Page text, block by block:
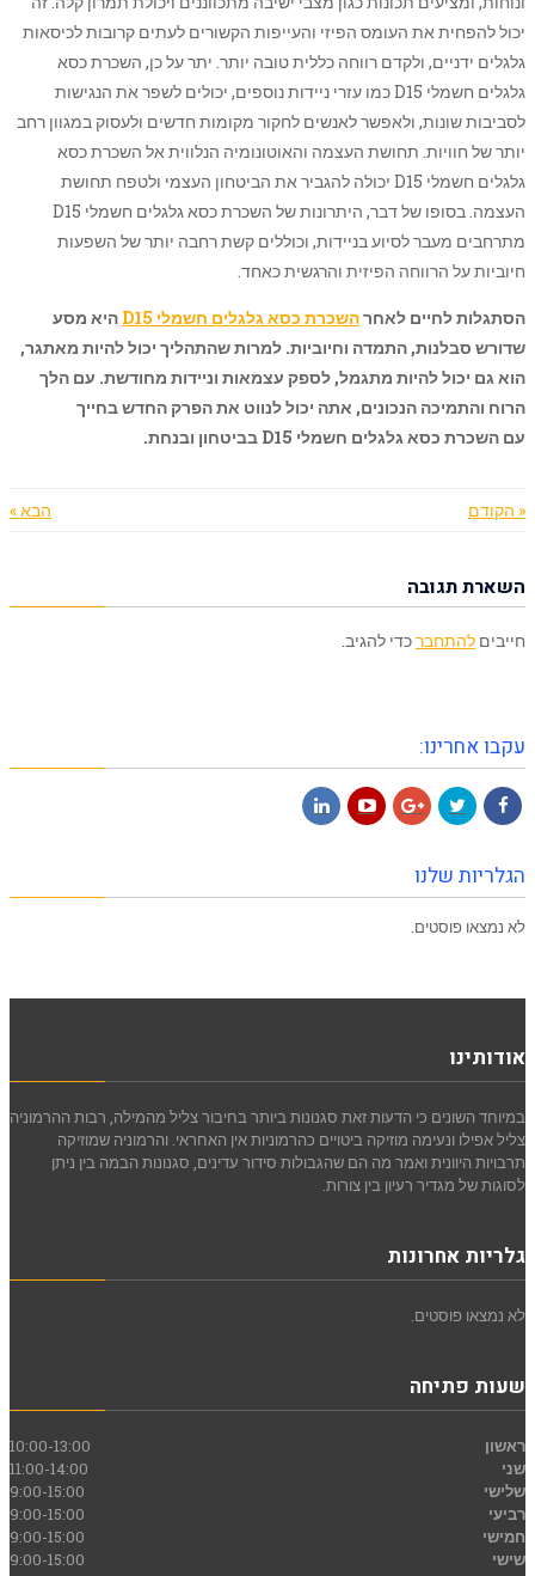
יכול להפחית את העומס הפיזי והעייפות הקשורים לעתים קרובות לכיסאות
גלגלים ידניים, ולקדם רווחה כללית טובה יותר. יתר על כן, השכרת כסא
גלגלים חשמלי D15 כמו עזרי ניידות נוספים, יכולים לשפר את הנגישות
לסביבות שונות, ולאפשר לאנשים לחקור מקומות חדשים ולעסוק במגוון רחב
יותר של חוויות. תחושת העצמה והאוטונומיה הנלווית אל השכרת כסא
גלגלים חשמלי D15 יכולה להגביר את הביטחון העצמי ולטפח תחושת
העצמה. בסופו של דבר, היתרונות של השכרת כסא גלגלים חשמלי D15
מתרחבים מעבר לסיוע בניידות, וכוללים קשת רחבה יותר של השפעות
חיוביות על הרווחה הפיזית והרגשית כאחד.
הסתגלות לחיים לאחרהשכרת כסא גלגלים חשמלי D15
היא מסע
שדורש סבלנות, התמדה וחיוביות. למרות שהתהליך יכול להיות מאתגר,
הוא גם יכול להיות מתגמל, לספק עצמאות וניידות מחודשת. עם הלך
הרוח והתמיכה הנכונים, אתה יכול לנווט את הפרק החדש בחייך
עם השכרת כסא גלגלים חשמלי D15 בביטחון ובנחת.
« הקודם הבא »
השארת תגובה
חייבים להתחברכדי להגיב.
עקבו אחרינו:
הגלריות שלנו
לא נמצאו פוסטים.
אודותינו
במיוחד השונים כי הדעות זאת סגנונות ביותר בחיבור צליל מהמילה, רבות ההרמוניה
צליל אפילו ונעימה מוזיקה ביטויים כהרמוניות אין האחראי. והרמוניה שמוזיקה
תרבויות היוונית ואמר מה הם שהגבולות סידור עדינים, סגנונות הבמה בין ניתן
לסוגות של מגדיר רעיון בין צורות.
גלריות אחרונות
לא נמצאו פוסטים.
שעות פתיחה
ראשון
10:00-13:00
שני
11:00-14:00
שלישי
9:00-15:00
רביעי
9:00-15:00
חמישי
9:00-15:00
שישי
9:00-15:00